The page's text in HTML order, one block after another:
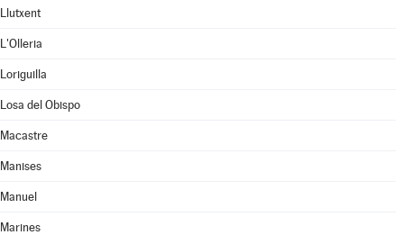
Llutxent
L'Olleria
Loriguilla
Losa del Obispo
Macastre
Manises
Manuel
Marines